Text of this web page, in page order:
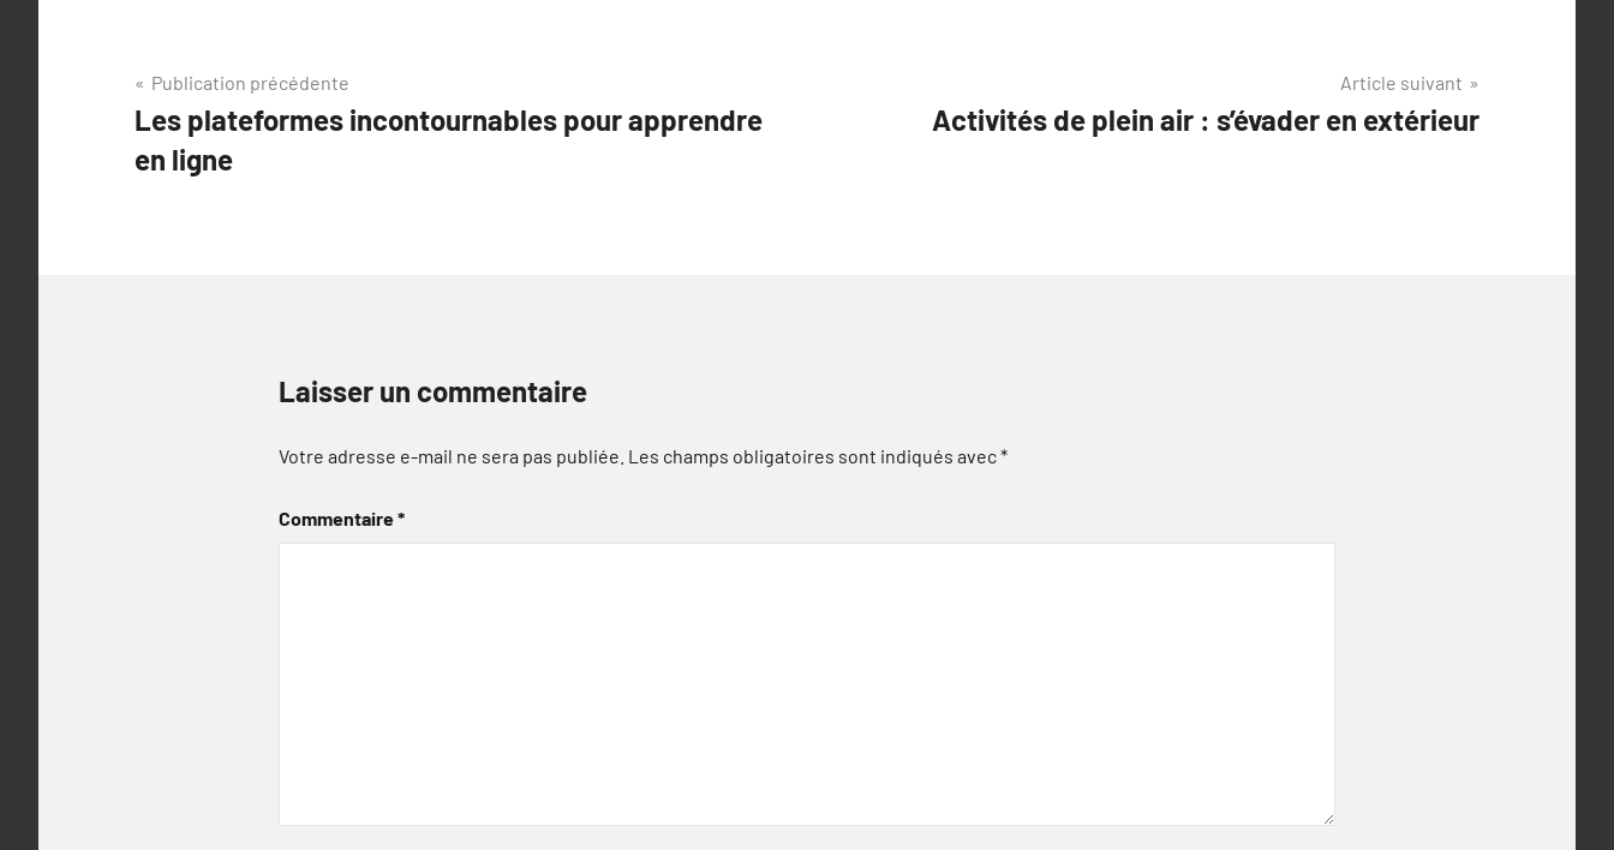
Navigation
de
l’article
Publication précédente
Les plateformes incontournables pour apprendre
en ligne
Article suivant
Activités de plein air : s’évader en extérieur
Laisser un commentaire
Votre adresse e-mail ne sera pas publiée. Les champs obligatoires sont indiqués avec*
Commentaire*